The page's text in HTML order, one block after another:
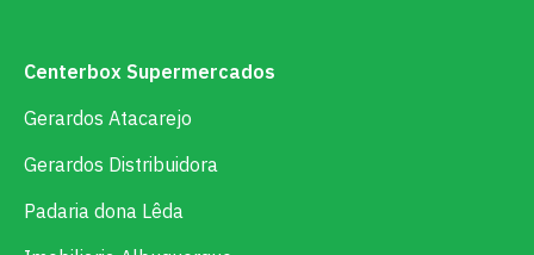
Centerbox Supermercados
Gerardos Atacarejo
Gerardos Distribuidora
Padaria dona Lêda